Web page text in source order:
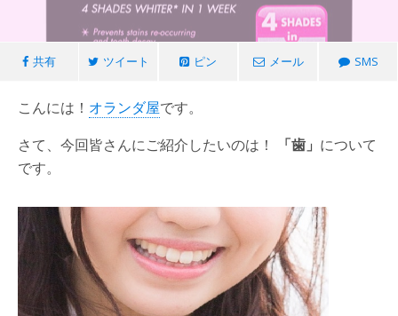
共有 ツイート ピン メール SMS
こんには！ オランダ屋です。
さて、今回皆さんにご紹介したいのは！
「歯」 について
です。